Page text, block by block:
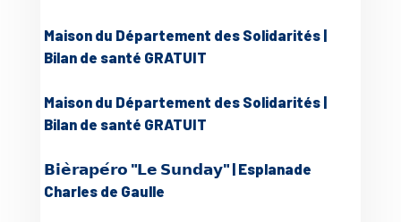
Maison du Département des Solidarités |
Bilan de santé GRATUIT
Maison du Département des Solidarités |
Bilan de santé GRATUIT
𝗕𝗶𝗲̀𝗿𝗮𝗽𝗲́𝗿𝗼 "𝗟𝗲 𝗦𝘂𝗻𝗱𝗮𝘆" | Esplanade
Charles de Gaulle